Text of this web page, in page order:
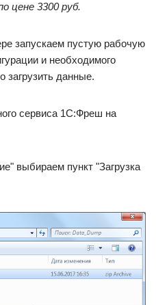
цене 3300 руб.
запускаем пустую рабочую
и необходимого
загрузить данные.
выбираем пункт "Загрузка